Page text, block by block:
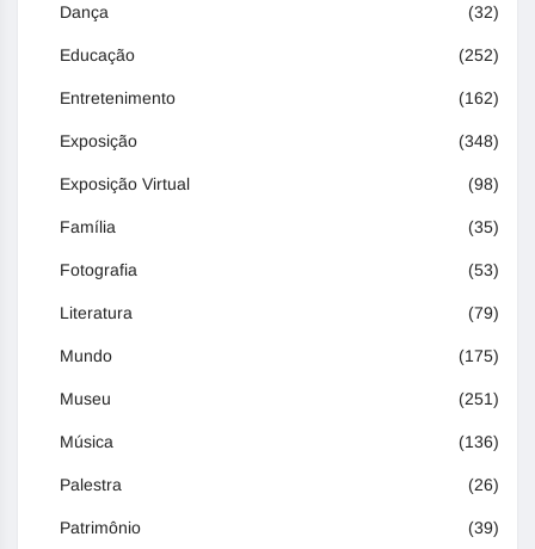
Dança (32)
Educação (252)
Entretenimento (162)
Exposição (348)
Exposição Virtual (98)
Família (35)
Fotografia (53)
Literatura (79)
Mundo (175)
Museu (251)
Música (136)
Palestra (26)
Patrimônio (39)